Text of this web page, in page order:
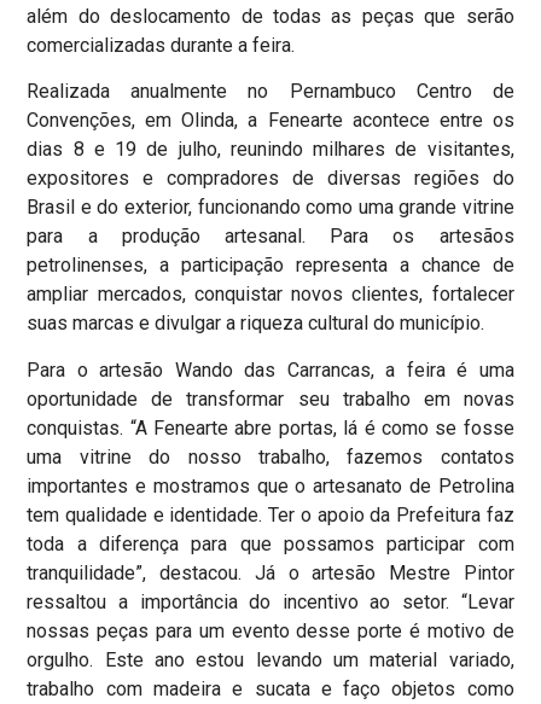
além do deslocamento de todas as peças que serão
comercializadas durante a feira.
Realizada anualmente no Pernambuco Centro de
Convenções, em Olinda, a Fenearte acontece entre os
dias 8 e 19 de julho, reunindo milhares de visitantes,
expositores e compradores de diversas regiões do
Brasil e do exterior, funcionando como uma grande vitrine
para a produção artesanal. Para os artesãos
petrolinenses, a participação representa a chance de
ampliar mercados, conquistar novos clientes, fortalecer
suas marcas e divulgar a riqueza cultural do município.
Para o artesão Wando das Carrancas, a feira é uma
oportunidade de transformar seu trabalho em novas
conquistas. “A Fenearte abre portas, lá é como se fosse
uma vitrine do nosso trabalho, fazemos contatos
importantes e mostramos que o artesanato de Petrolina
tem qualidade e identidade. Ter o apoio da Prefeitura faz
toda a diferença para que possamos participar com
tranquilidade”, destacou. Já o artesão Mestre Pintor
ressaltou a importância do incentivo ao setor. “Levar
nossas peças para um evento desse porte é motivo de
orgulho. Este ano estou levando um material variado,
trabalho com madeira e sucata e faço objetos como